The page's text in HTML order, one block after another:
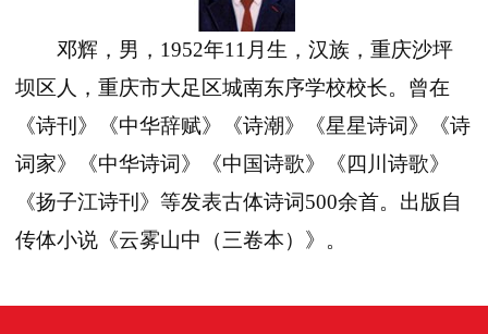
邓辉，男， 1952年11 月生，汉族，重庆沙坪
坝区人，重庆市大足区城南东序学校校长。曾在
《诗刊》《中华辞赋》《诗潮》《星星诗词》《诗
词家》《中华诗词》《中国诗歌》《四川诗歌》
《扬子江诗刊》等发表古体诗词500余首。出版自
传体小说《云雾山中（三卷本）》。